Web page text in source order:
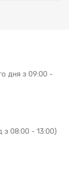
дня з 09:00 -
з 08:00 - 13:00)